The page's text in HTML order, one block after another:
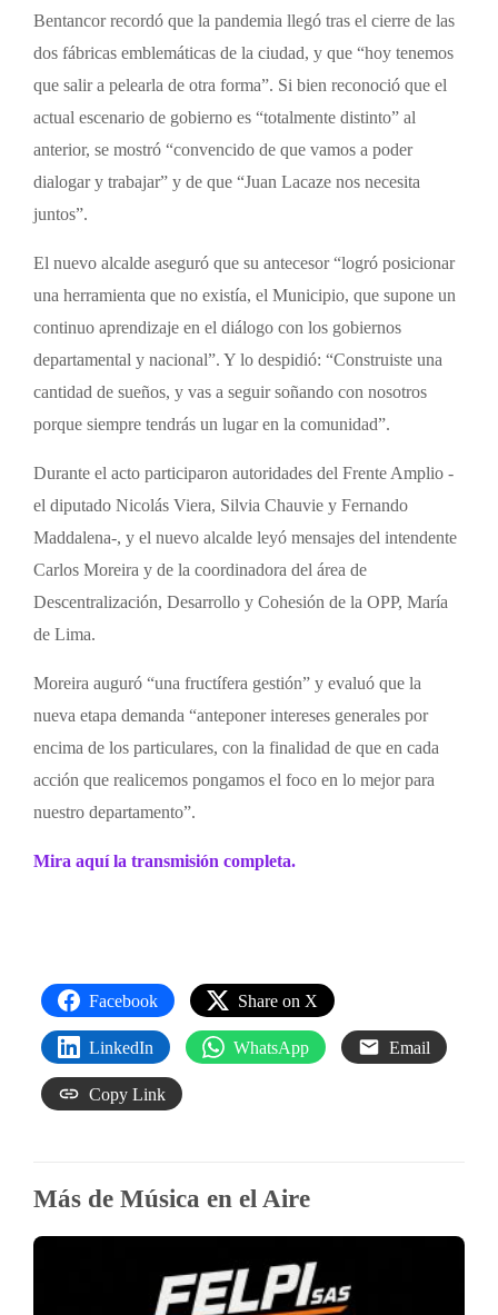
Bentancor recordó que la pandemia llegó tras el cierre de las
dos fábricas emblemáticas de la ciudad, y que “hoy tenemos
que salir a pelearla de otra forma”. Si bien reconoció que el
actual escenario de gobierno es “totalmente distinto” al
anterior, se mostró “convencido de que vamos a poder
dialogar y trabajar” y de que “Juan Lacaze nos necesita
juntos”.
El nuevo alcalde aseguró que su antecesor “logró posicionar
una herramienta que no existía, el Municipio, que supone un
continuo aprendizaje en el diálogo con los gobiernos
departamental y nacional”. Y lo despidió: “Construiste una
cantidad de sueños, y vas a seguir soñando con nosotros
porque siempre tendrás un lugar en la comunidad”.
Durante el acto participaron autoridades del Frente Amplio -
el diputado Nicolás Viera, Silvia Chauvie y Fernando
Maddalena-, y el nuevo alcalde leyó mensajes del intendente
Carlos Moreira y de la coordinadora del área de
Descentralización, Desarrollo y Cohesión de la OPP, María
de Lima.
Moreira auguró “una fructífera gestión” y evaluó que la
nueva etapa demanda “anteponer intereses generales por
encima de los particulares, con la finalidad de que en cada
acción que realicemos pongamos el foco en lo mejor para
nuestro departamento”.
Mira aquí la transmisión completa.
Facebook Share on X
LinkedIn WhatsApp Email
Copy Link
Más de Música en el Aire